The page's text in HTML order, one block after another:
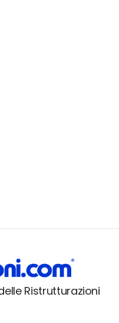
Ristrutturazioni